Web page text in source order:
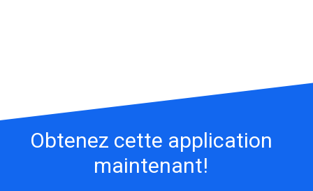
Obtenez cette application
maintenant!